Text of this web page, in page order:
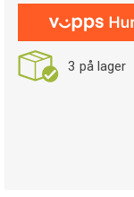
3 på lager